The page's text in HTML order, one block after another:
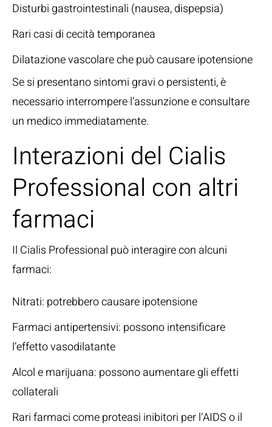
Disturbi gastrointestinali (nausea, dispepsia)
Rari casi di cecità temporanea
Dilatazione vascolare che può causare ipotensione
Se si presentano sintomi gravi o persistenti, è
necessario interrompere l’assunzione e consultare
un medico immediatamente.
Interazioni del Cialis
Professional con altri
farmaci
Il Cialis Professional può interagire con alcuni
farmaci:
Nitrati: potrebbero causare ipotensione
Farmaci antipertensivi: possono intensificare
l’effetto vasodilatante
Alcol e marijuana: possono aumentare gli effetti
collaterali
Rari farmaci come proteasi inibitori per l’AIDS o il